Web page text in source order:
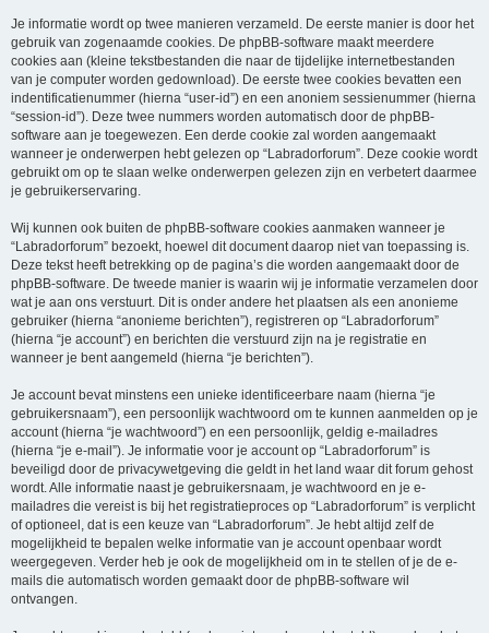
Je informatie wordt op twee manieren verzameld. De eerste manier is door het
gebruik van zogenaamde cookies. De phpBB-software maakt meerdere
cookies aan (kleine tekstbestanden die naar de tijdelijke internetbestanden
van je computer worden gedownload). De eerste twee cookies bevatten een
indentificatienummer (hierna “user-id”) en een anoniem sessienummer (hierna
“session-id”). Deze twee nummers worden automatisch door de phpBB-
software aan je toegewezen. Een derde cookie zal worden aangemaakt
wanneer je onderwerpen hebt gelezen op “Labradorforum”. Deze cookie wordt
gebruikt om op te slaan welke onderwerpen gelezen zijn en verbetert daarmee
je gebruikerservaring.
Wij kunnen ook buiten de phpBB-software cookies aanmaken wanneer je
“Labradorforum” bezoekt, hoewel dit document daarop niet van toepassing is.
Deze tekst heeft betrekking op de pagina’s die worden aangemaakt door de
phpBB-software. De tweede manier is waarin wij je informatie verzamelen door
wat je aan ons verstuurt. Dit is onder andere het plaatsen als een anonieme
gebruiker (hierna “anonieme berichten”), registreren op “Labradorforum”
(hierna “je account”) en berichten die verstuurd zijn na je registratie en
wanneer je bent aangemeld (hierna “je berichten”).
Je account bevat minstens een unieke identificeerbare naam (hierna “je
gebruikersnaam”), een persoonlijk wachtwoord om te kunnen aanmelden op je
account (hierna “je wachtwoord”) en een persoonlijk, geldig e-mailadres
(hierna “je e-mail”). Je informatie voor je account op “Labradorforum” is
beveiligd door de privacywetgeving die geldt in het land waar dit forum gehost
wordt. Alle informatie naast je gebruikersnaam, je wachtwoord en je e-
mailadres die vereist is bij het registratieproces op “Labradorforum” is verplicht
of optioneel, dat is een keuze van “Labradorforum”. Je hebt altijd zelf de
mogelijkheid te bepalen welke informatie van je account openbaar wordt
weergegeven. Verder heb je ook de mogelijkheid om in te stellen of je de e-
mails die automatisch worden gemaakt door de phpBB-software wil
ontvangen.